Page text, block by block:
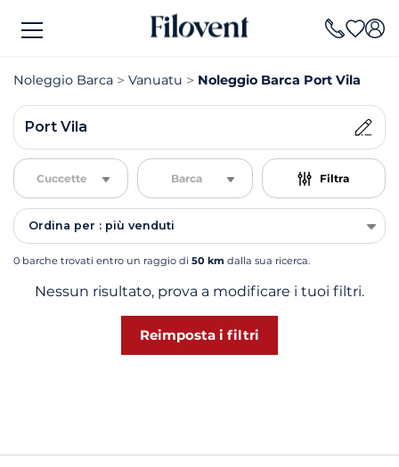
Noleggio Barca Vanuatu Noleggio Barca Port Vila
Port Vila
Cuccette Barca Filtra
Ordina per : più venduti
0 barche trovati entro un raggio di 50 km dalla sua ricerca.
Nessun risultato, prova a modificare i tuoi filtri.
Reimposta i filtri